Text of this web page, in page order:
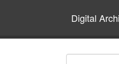
Digital